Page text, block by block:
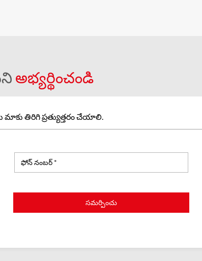
అభ్యర్థించండి
తిరిగి ప్రత్యుత్తరం చేయాలి.